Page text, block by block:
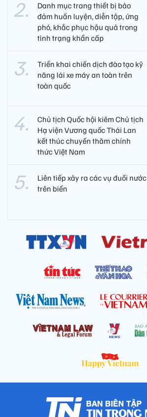
Danh mục trang thiết bị bảo
đảm huấn luyện, diễn tập, ứng
phó, khắc phục hậu quả trong
tình trạng khẩn cấp
Triển khai chiến dịch đào tạo kỹ
năng lái xe máy an toàn trên
toàn quốc
Chủ tịch Quốc hội kiêm Chủ tịch
Hạ viện Vương quốc Thái Lan
kết thúc chuyến thăm chính
thức Việt Nam
Liên tiếp xảy ra các vụ đuối nước
trên biển